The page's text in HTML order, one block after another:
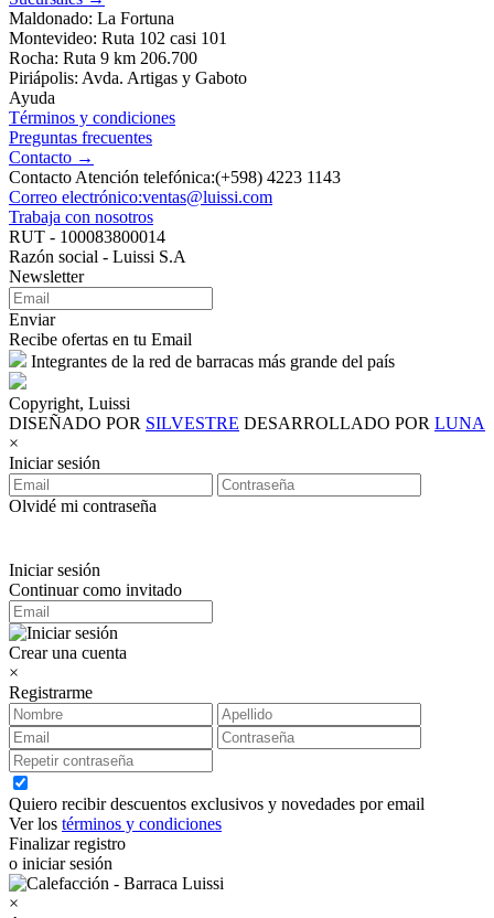
Maldonado: La Fortuna
Montevideo: Ruta 102 casi 101
Rocha: Ruta 9 km 206.700
Piriápolis: Avda. Artigas y Gaboto
Ayuda
Términos y condiciones
Preguntas frecuentes
Contacto →
Contacto Atención telefónica:(+598) 4223 1143
Correo electrónico:ventas@luissi.com
Trabaja con nosotros
RUT - 100083800014
Razón social - Luissi S.A
Newsletter
Enviar
Recibe ofertas en tu Email
Integrantes de la red de barracas más grande del país
Copyright, Luissi
DISEÑADO POR SILVESTRE DESARROLLADO POR LUNA
×
Iniciar sesión
Olvidé mi contraseña
Iniciar sesión
Continuar como invitado
Crear una cuenta
×
Registrarme
Quiero recibir descuentos exclusivos y novedades por email
Ver los términos y condiciones
Finalizar registro
o iniciar sesión
×